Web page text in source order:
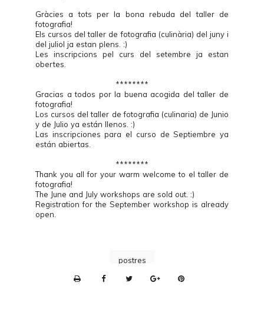
Gràcies a tots per la bona rebuda del taller de
fotografia!
Els cursos del taller de fotografia (culinària) del juny i
del juliol ja estan plens. :)
Les inscripcions pel curs del setembre ja estan
obertes.
********
Gracias a todos por la buena acogida del taller de
fotografia!
Los cursos del taller de fotografia (culinaria) de Junio
y de Julio ya están llenos. :)
Las inscripciones para el curso de Septiembre ya
están abiertas.
********
Thank you all for your warm welcome to el taller de
fotografia!
The June and July workshops are sold out. :)
Registration for the September workshop is already
open.
postres